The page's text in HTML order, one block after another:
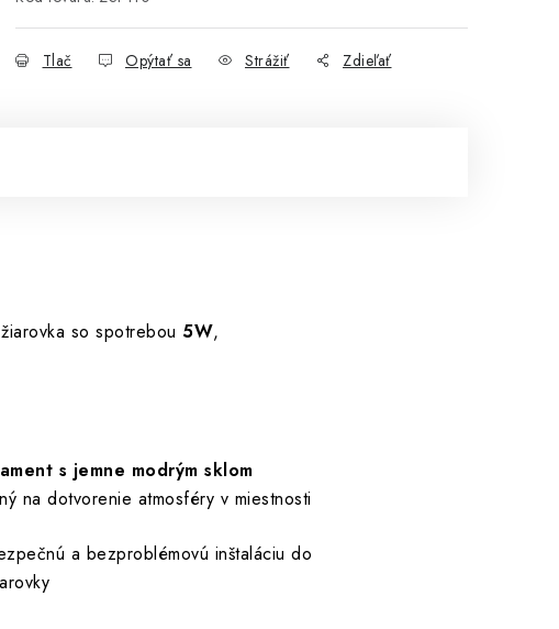
Tlač Opýtať sa Strážiť Zdieľať
so spotrebou 5W,
s jemne modrým sklom
na dotvorenie atmosféry v miestnosti
a bezproblémovú inštaláciu do